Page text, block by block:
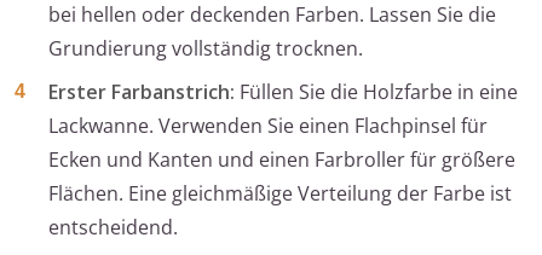
bei hellen oder deckenden Farben. Lassen Sie die
Grundierung vollständig trocknen.
Erster Farbanstrich: Füllen Sie die Holzfarbe in eine
Lackwanne. Verwenden Sie einen Flachpinsel für
Ecken und Kanten und einen Farbroller für größere
Flächen. Eine gleichmäßige Verteilung der Farbe ist
entscheidend.